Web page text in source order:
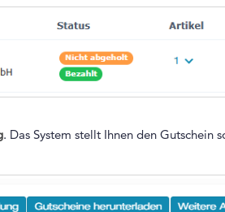
. Das System stellt Ihnen den Gutschein